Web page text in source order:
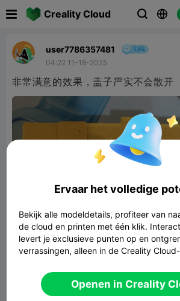
Creality Cloud  
user7786357481
04:22 11-18-2025
非常满意的效果，盖子严实不会散开
Ervaar het volledige
Bekijk alle modeldetails, profiteer van
de cloud en printen met één klik.
levert je exclusieve punten op en
verrassingen, alleen in de Creality
Openen in Creality